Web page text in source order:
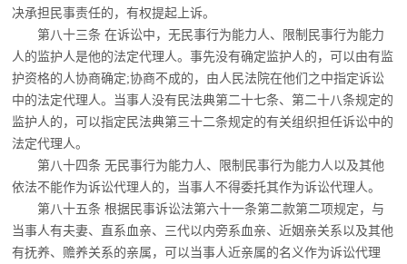
决承担民事责任的，有权提起上诉。
第八十三条 在诉讼中，无民事行为能力人、限制民事行为能力
人的监护人是他的法定代理人。事先没有确定监护人的，可以由有监
护资格的人协商确定;协商不成的，由人民法院在他们之中指定诉讼
中的法定代理人。当事人没有民法典第二十七条、第二十八条规定的
监护人的，可以指定民法典第三十二条规定的有关组织担任诉讼中的
法定代理人。
第八十四条 无民事行为能力人、限制民事行为能力人以及其他
依法不能作为诉讼代理人的，当事人不得委托其作为诉讼代理人。
第八十五条 根据民事诉讼法第六十一条第二款第二项规定，与
当事人有夫妻、直系血亲、三代以内旁系血亲、近姻亲关系以及其他
有抚养、赡养关系的亲属，可以当事人近亲属的名义作为诉讼代理